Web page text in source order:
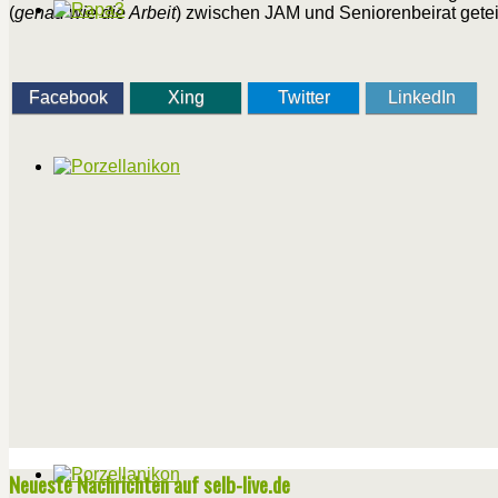
(genau wie die Arbeit) zwischen JAM und Seniorenbeirat
Facebook Xing Twitter LinkedIn
Neueste Nachrichten auf selb-live.de